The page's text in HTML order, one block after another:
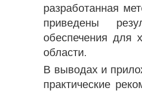
разработанная
приведены
обеспечения для
области.
В выводах и
практические